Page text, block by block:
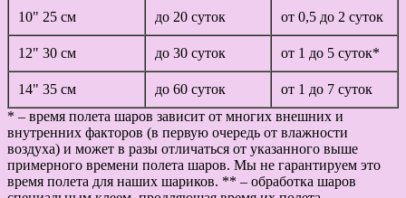
10" 25 см до 20 суток от 0,5 до 2 суток
12" 30 см до 30 суток от 1 до 5 суток*
14" 35 см до 60 суток
от 1 до 7 суток
* – время полета шаров зависит от многих внешних и
внутренних факторов (в первую очередь от влажности
воздуха) и может в разы отличаться от указанного выше
примерного времени полета шаров. Мы не гарантируем это
время полета для наших шариков. ** – обработка шаров